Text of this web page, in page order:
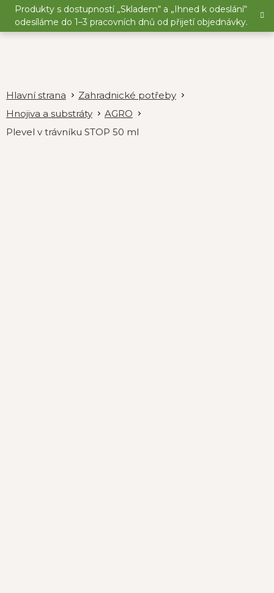
Přejít
obsah
Produkty s dostupností „Skladem“ a „Ihned k odeslání“
odesíláme do 1–3 pracovních dnů od přijetí objednávky.
Zahradnické potřeby
Hnojiva a substráty
AGRO
Plevel v trávníku STOP 50 ml